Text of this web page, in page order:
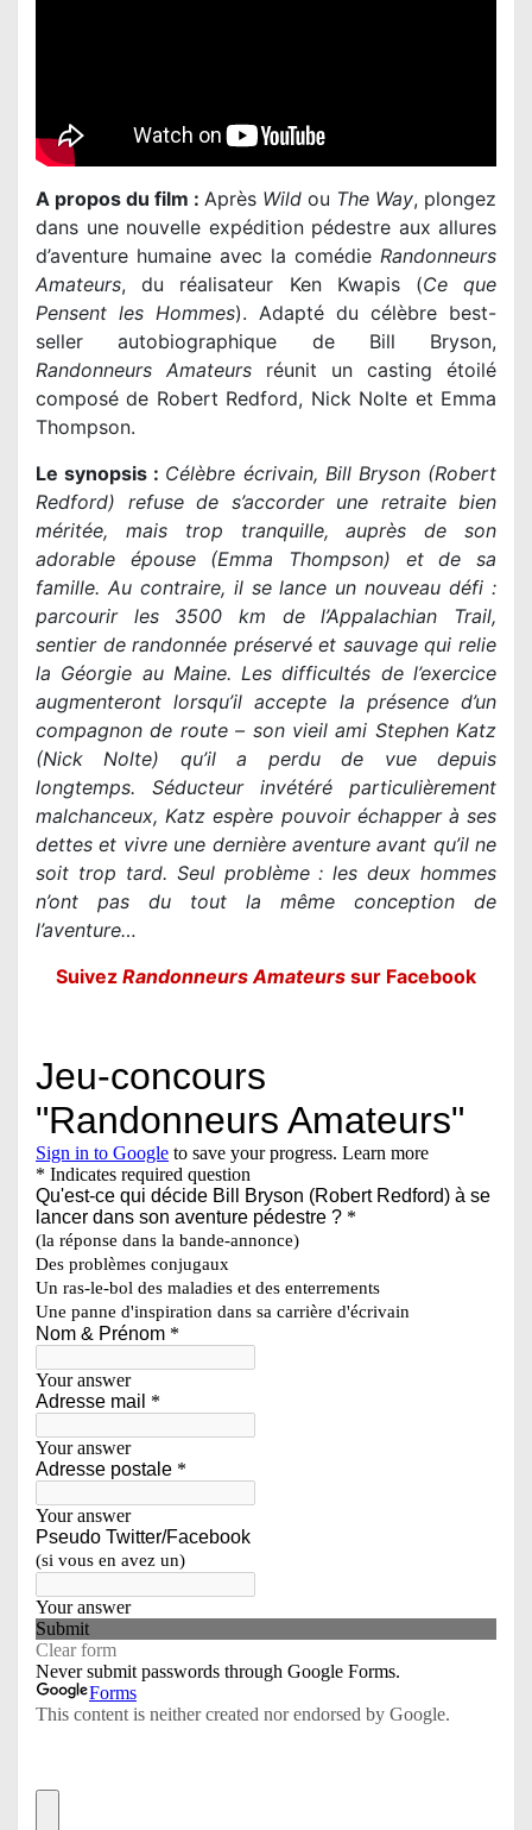
A propos du film : Après Wild ou The Way, plongez
dans une nouvelle expédition pédestre aux allures
d’aventure humaine avec la comédie Randonneurs
Amateurs, du réalisateur Ken Kwapis (Ce que
Pensent les Hommes). Adapté du célèbre best-
seller autobiographique de Bill Bryson,
Randonneurs Amateurs réunit un casting étoilé
composé de Robert Redford, Nick Nolte et Emma
Thompson.
Le synopsis : Célèbre écrivain, Bill Bryson (Robert
Redford) refuse de s’accorder une retraite bien
méritée, mais trop tranquille, auprès de son
adorable épouse (Emma Thompson) et de sa
famille. Au contraire, il se lance un nouveau défi :
parcourir les 3500 km de l’Appalachian Trail,
sentier de randonnée préservé et sauvage qui relie
la Géorgie au Maine. Les difficultés de l’exercice
augmenteront lorsqu’il accepte la présence d’un
compagnon de route – son vieil ami Stephen Katz
(Nick Nolte) qu’il a perdu de vue depuis
longtemps. Séducteur invétéré particulièrement
malchanceux, Katz espère pouvoir échapper à ses
dettes et vivre une dernière aventure avant qu’il ne
soit trop tard. Seul problème : les deux hommes
n’ont pas du tout la même conception de
l’aventure…
Suivez Randonneurs Amateurs sur Facebook